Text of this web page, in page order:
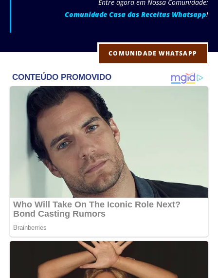
Entre agora em Nossa Comunidade:
Comunidade Casa das Receitas Whatsapp!
COMUNIDADE WHATSAPP